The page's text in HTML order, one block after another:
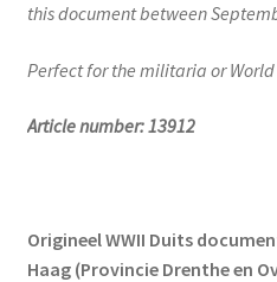
this document between
Perfect for the militaria or
Article number:13912
Origineel WWII Duits
Haag (Provincie Drenthe en